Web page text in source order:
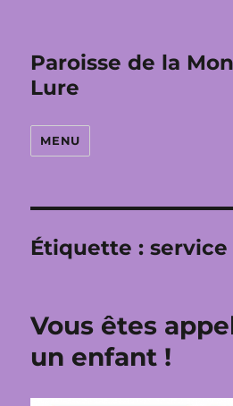
Paroisse de la
Lure
MENU
Étiquette :service
Vous êtes
un enfant !